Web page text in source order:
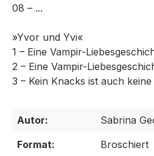
08 – ...
»Yvor und Yvi«
1 – Eine Vampir-
2 – Eine Vampir-
3 – Kein Knacks ist auch
Autor:
Sabrina
Format:
Broschiert